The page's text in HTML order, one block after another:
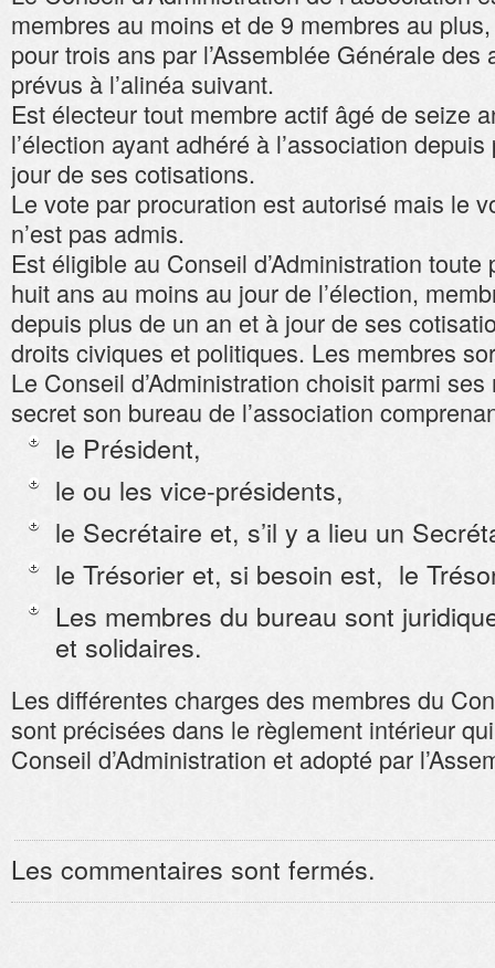
membres au moins et de 9 membres au
pour trois ans par l’Assemblée Générale
prévus à l’alinéa suivant.
Est électeur tout membre actif âgé de seize
l’élection ayant adhéré à l’association
jour de ses cotisations.
Le vote par procuration est autorisé mais le
n’est pas admis.
Est éligible au Conseil d’Administration
huit ans au moins au jour de l’élection,
depuis plus de un an et à jour de ses
droits civiques et politiques. Les membres
Le Conseil d’Administration choisit parmi
secret son bureau de l’association
le Président,
le ou les vice-présidents,
le Secrétaire et, s’il y a lieu un
le Trésorier et, si besoin est, le
Les membres du bureau sont
et solidaires.
Les différentes charges des membres du
sont précisées dans le règlement intérieur
Conseil d’Administration et adopté par
Les commentaires sont fermés.